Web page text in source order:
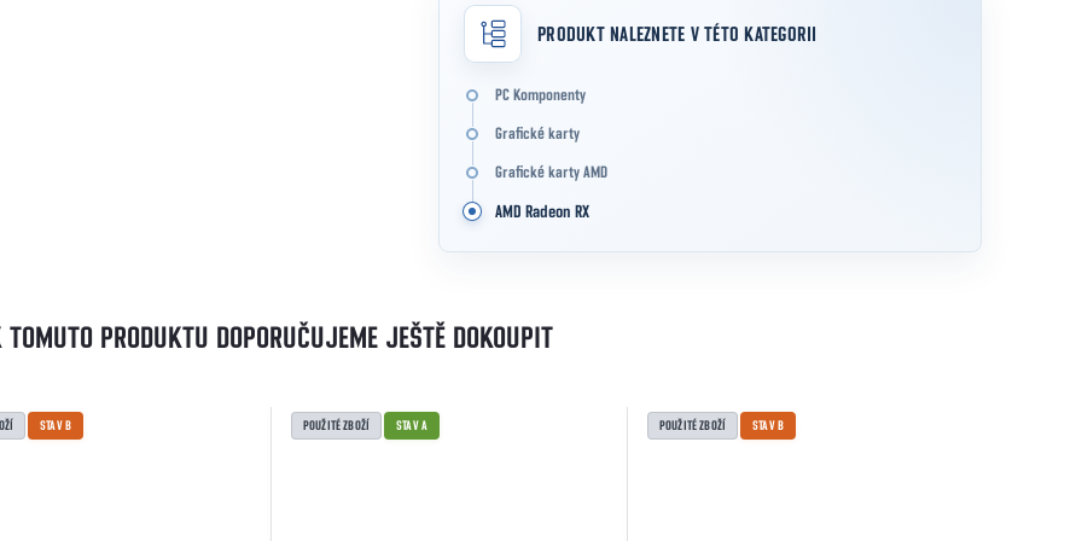
PRODUKT NALEZNETE V TÉTO KATEGORII
PC Komponenty
Grafické karty
Grafické karty AMD
AMD Radeon RX
TOMUTO PRODUKTU DOPORUČUJEME JEŠTĚ DOKOUPIT
STAV B POUŽITÉ ZBOŽÍ STAV A POUŽITÉ ZBOŽÍ STAV B